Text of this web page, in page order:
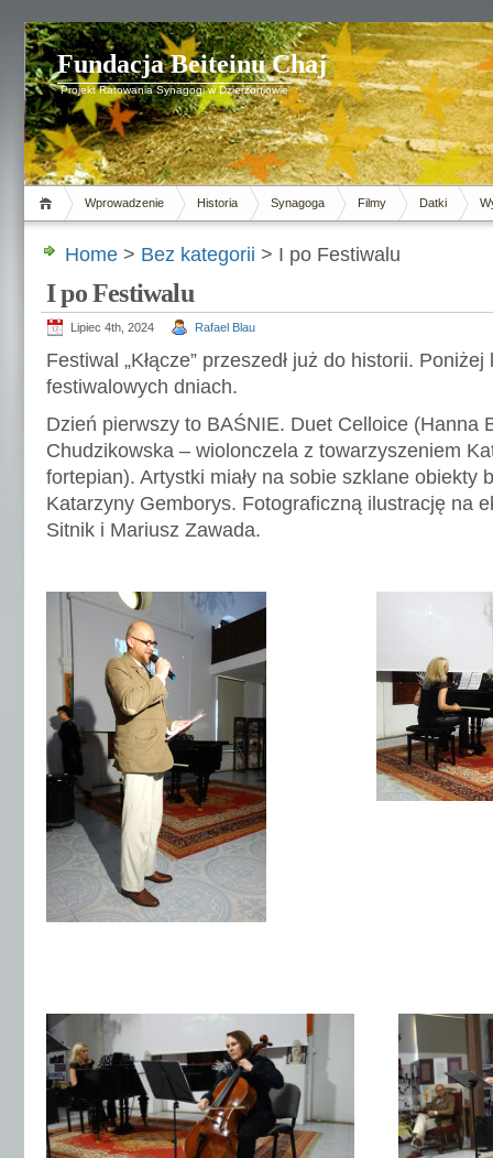
Fundacja Beiteinu Chaj
Projekt Ratowania Synagogi w Dzierżoniowie
Wprowadzenie Historia Synagoga Filmy Datki
Home > Bez kategorii > I po Festiwalu
I po Festiwalu
Lipiec 4th, 2024 Rafael Blau
Festiwal „Kłącze” przeszedł już do historii.
festiwalowych dniach.
Dzień pierwszy to BAŚNIE. Duet Celloice (Hanna
Chudzikowska – wiolonczela z towarzyszeniem
fortepian). Artystki miały na sobie szklane obiekty
Katarzyny Gemborys. Fotograficzną ilustrację na
Sitnik i Mariusz Zawada.